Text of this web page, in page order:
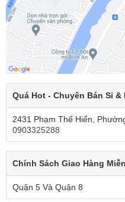
Quá Hot - Chuyên Bán Sỉ &
2431 Phạm Thế Hiển,
0903325288
Chính Sách Giao Hàng
Quận 5 Và Quận 8